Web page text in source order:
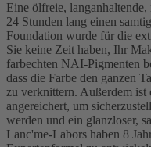
Eine ölfreie,
24 Stunden lang einen
Foundation wurde für die
Sie keine Zeit haben, Ihr
farbechten NAI-Pigmenten
dass die Farbe den ganzen
zu verknittern. Außerdem
angereichert, um
werden und ein glanzloser,
Lanc'me-Labors haben 8